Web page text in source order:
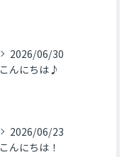
2026/06/30
こんにちは♪
2026/06/23
こんにちは！